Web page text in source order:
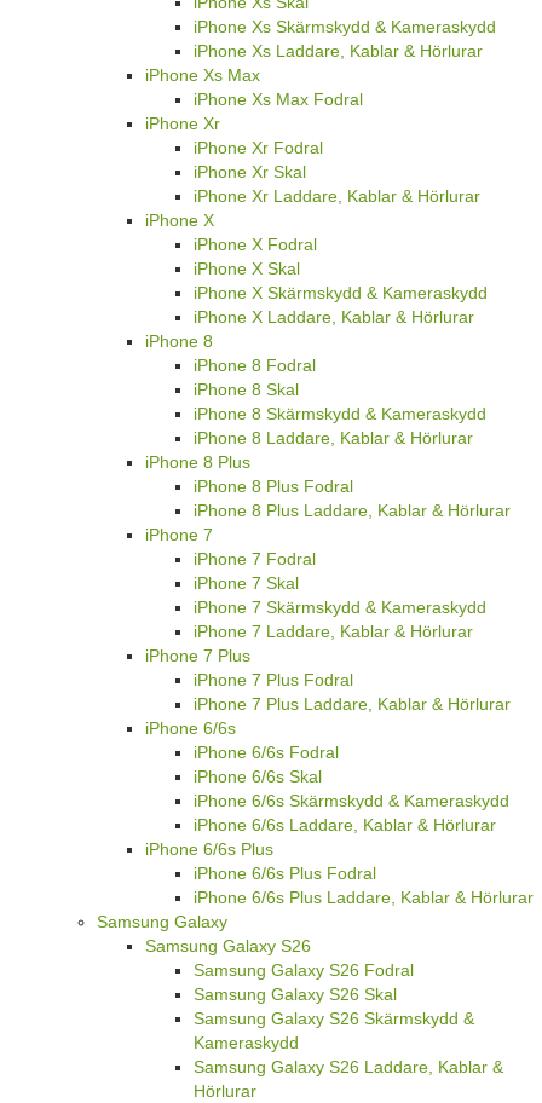
iPhone Xs Skärmskydd & Kameraskydd
iPhone Xs Laddare, Kablar & Hörlurar
iPhone Xs Max
iPhone Xs Max Fodral
iPhone Xr
iPhone Xr Fodral
iPhone Xr Skal
iPhone Xr Laddare, Kablar & Hörlurar
iPhone X
iPhone X Fodral
iPhone X Skal
iPhone X Skärmskydd & Kameraskydd
iPhone X Laddare, Kablar & Hörlurar
iPhone 8
iPhone 8 Fodral
iPhone 8 Skal
iPhone 8 Skärmskydd & Kameraskydd
iPhone 8 Laddare, Kablar & Hörlurar
iPhone 8 Plus
iPhone 8 Plus Fodral
iPhone 8 Plus Laddare, Kablar & Hörlurar
iPhone 7
iPhone 7 Fodral
iPhone 7 Skal
iPhone 7 Skärmskydd & Kameraskydd
iPhone 7 Laddare, Kablar & Hörlurar
iPhone 7 Plus
iPhone 7 Plus Fodral
iPhone 7 Plus Laddare, Kablar & Hörlurar
iPhone 6/6s
iPhone 6/6s Fodral
iPhone 6/6s Skal
iPhone 6/6s Skärmskydd & Kameraskydd
iPhone 6/6s Laddare, Kablar & Hörlurar
iPhone 6/6s Plus
iPhone 6/6s Plus Fodral
iPhone 6/6s Plus Laddare, Kablar & Hörlurar
Samsung Galaxy
Samsung Galaxy S26
Samsung Galaxy S26 Fodral
Samsung Galaxy S26 Skal
Samsung Galaxy S26 Skärmskydd &
Kameraskydd
Samsung Galaxy S26 Laddare, Kablar &
Hörlurar